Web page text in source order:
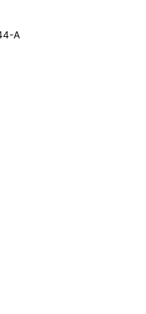
А